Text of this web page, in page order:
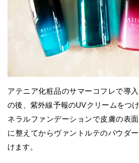
アテニア化粧品のサマーコフレで導
の後、紫外線予報のUVクリームをつ
ネラルファンデーションで皮膚の表
に整えてからヴァントルテのパウダ
けます。